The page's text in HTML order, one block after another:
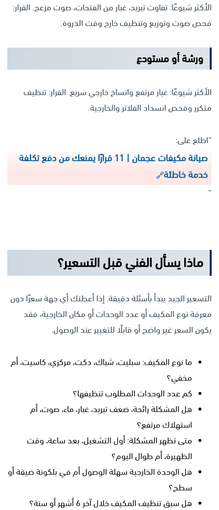
الأكثر شيوعًا: تفاوت تبريد، غبار من الفتحات، صوت مزعج. القرار:
فحص صوت وتوزيع وتنظيف خارج وقت الذروة.
ورشة أو مستودع
الأكثر شيوعًا: غبار مرتفع واتساخ خارجي سريع. القرار: تنظيف
متكرر وفحص انسداد الفلاتر والخارجية.
“اطلع على:
صيانة مكيفات عجمان | 11 قرارًا يمنعك من دفع تكلفة
خدمة خاطئة
”
ماذا يسأل الفني قبل التسعير؟
التسعير الجيد يبدأ بأسئلة دقيقة. إذا أعطتك أي جهة سعرًا دون
معرفة نوع المكيف أو عدد الوحدات أو مكان الخارجية، فقد
يكون السعر غير واضح أو قابلًا للتغيير عند الوصول.
ما نوع المكيف: سبليت، شباك، دكت، مركزي، كاسيت، أم
مخفي؟
كم عدد الوحدات المطلوب تنظيفها؟
هل المشكلة رائحة، ضعف تبريد، غبار، ماء، صوت، أم
استهلاك مرتفع؟
متى تظهر المشكلة: أول التشغيل، بعد ساعة، وقت
الظهيرة، أم طوال اليوم؟
هل الوحدة الخارجية سهلة الوصول أم في بلكونة ضيقة أو
سطح؟
هل سبق تنظيف المكيف خلال آخر 6 أشهر أو سنة؟